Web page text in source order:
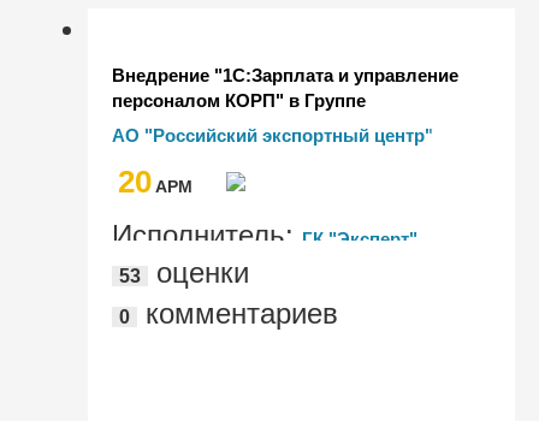
Внедрение "1С:Зарплата и управление
персоналом КОРП" в Группе
Российского экспортного центра
АО "Российский экспортный центр"
20AРМ
Исполнитель: ГК "Эксперт"
53
оценки
0 комментариев